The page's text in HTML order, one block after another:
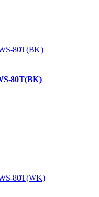
80T(BK)